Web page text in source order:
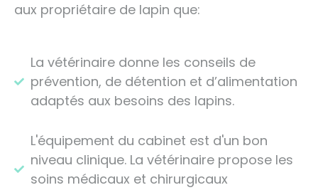
aux propriétaire de lapin que:
La vétérinaire donne les conseils de
prévention, de détention et d’alimentation
adaptés aux besoins des lapins.
L'équipement du cabinet est d'un bon
niveau clinique. La vétérinaire propose les
soins médicaux et chirurgicaux